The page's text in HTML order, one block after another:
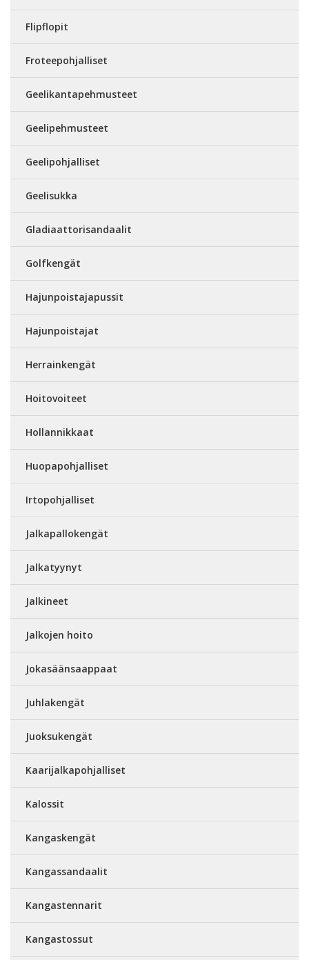
Flipflopit
Froteepohjalliset
Geelikantapehmusteet
Geelipehmusteet
Geelipohjalliset
Geelisukka
Gladiaattorisandaalit
Golfkengät
Hajunpoistajapussit
Hajunpoistajat
Herrainkengät
Hoitovoiteet
Hollannikkaat
Huopapohjalliset
Irtopohjalliset
Jalkapallokengät
Jalkatyynyt
Jalkineet
Jalkojen hoito
Jokasäänsaappaat
Juhlakengät
Juoksukengät
Kaarijalkapohjalliset
Kalossit
Kangaskengät
Kangassandaalit
Kangastennarit
Kangastossut